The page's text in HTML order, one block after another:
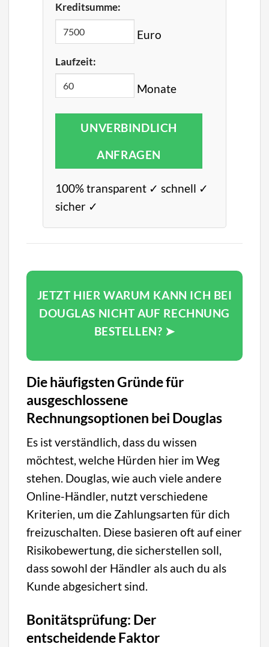
Kreditsumme:
Euro
Laufzeit:
Monate
UNVERBINDLICH
ANFRAGEN
100% transparent ✓ schnell ✓
sicher ✓
JETZT HIER WARUM KANN ICH BEI
DOUGLAS NICHT AUF RECHNUNG
BESTELLEN? ➤
Die häufigsten Gründe für
ausgeschlossene
Rechnungsoptionen bei Douglas
Es ist verständlich, dass du wissen
möchtest, welche Hürden hier im Weg
stehen. Douglas, wie auch viele andere
Online-Händler, nutzt verschiedene
Kriterien, um die Zahlungsarten für dich
freizuschalten. Diese basieren oft auf einer
Risikobewertung, die sicherstellen soll,
dass sowohl der Händler als auch du als
Kunde abgesichert sind.
Bonitätsprüfung: Der
entscheidende Faktor